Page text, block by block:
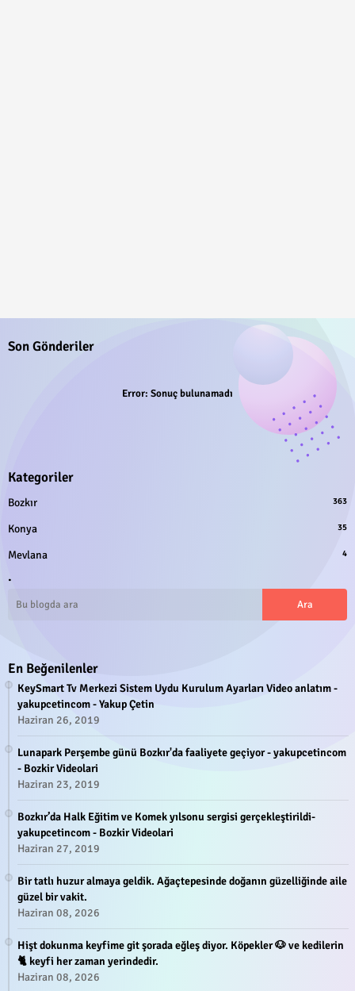
Son Gönderiler
Error: Sonuç bulunamadı
Kategoriler
Bozkır 363
Konya 35
Mevlana 4
.
En Beğenilenler
KeySmart Tv Merkezi Sistem Uydu Kurulum Ayarları Video anlatım -
yakupcetincom - Yakup Çetin
Haziran 26, 2019
Lunapark Perşembe günü Bozkır'da faaliyete geçiyor - yakupcetincom
- Bozkir Videolari
Haziran 23, 2019
Bozkır’da Halk Eğitim ve Komek yılsonu sergisi gerçekleştirildi-
yakupcetincom - Bozkir Videolari
Haziran 27, 2019
Bir tatlı huzur almaya geldik. Ağaçtepesinde doğanın güzelliğinde aile
güzel bir vakit.
Haziran 08, 2026
Hişt dokunma keyfime git şorada eğleş diyor. Köpekler 🐶 ve kedilerin
🐈 keyfi her zaman yerindedir.
Haziran 08, 2026